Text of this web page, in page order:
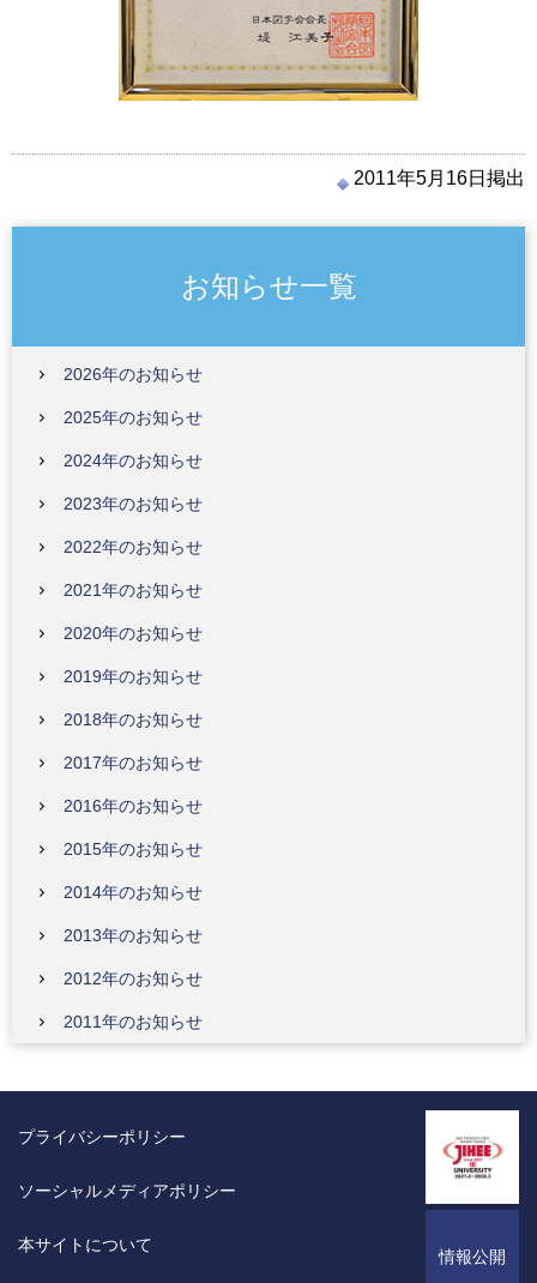
2011年5月16日掲出
お知らせ一覧
2026年のお知らせ
2025年のお知らせ
2024年のお知らせ
2023年のお知らせ
2022年のお知らせ
2021年のお知らせ
2020年のお知らせ
2019年のお知らせ
2018年のお知らせ
2017年のお知らせ
2016年のお知らせ
2015年のお知らせ
2014年のお知らせ
2013年のお知らせ
2012年のお知らせ
2011年のお知らせ
情報公開
プライバシーポリシー
ソーシャルメディアポリシー
本サイトについて